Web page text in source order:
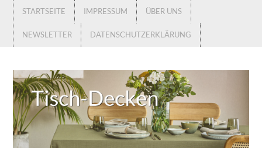
STARTSEITE IMPRESSUM ÜBER UNS
NEWSLETTER DATENSCHUTZERKLÄRUNG